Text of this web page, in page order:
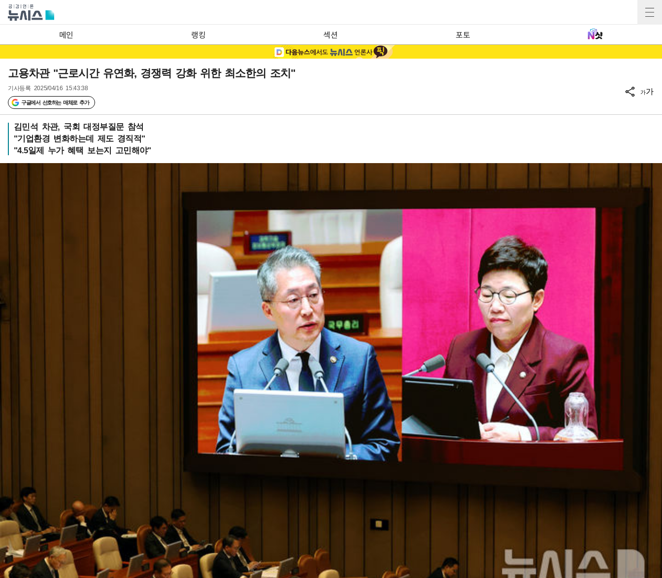
메인 랭킹 섹션 포토
고용차관 "근로시간 유연화, 경쟁력 강화 위한 최소한의 조치"
기사등록 2025/04/16 15:43:38
구글에서 선호하는 매체로 추가
가가
김민석 차관, 국회 대정부질문 참석
"기업환경 변화하는데 제도 경직적"
"4.5일제 누가 혜택 보는지 고민해야"